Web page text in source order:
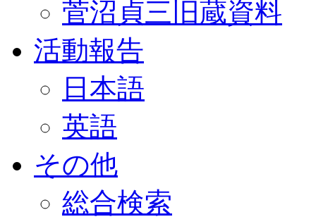
菅沼貞三旧蔵資料
活動報告
日本語
英語
その他
総合検索